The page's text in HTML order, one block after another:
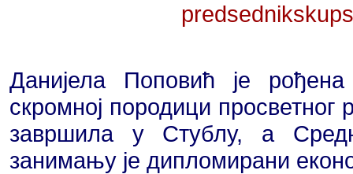
Данијела Поповић је
скромној породици
завршила у Стублу, а
занимању је дипломирани